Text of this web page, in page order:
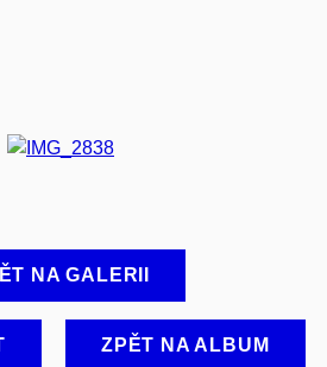
NA GALERII
ZPĚT NA ALBUM